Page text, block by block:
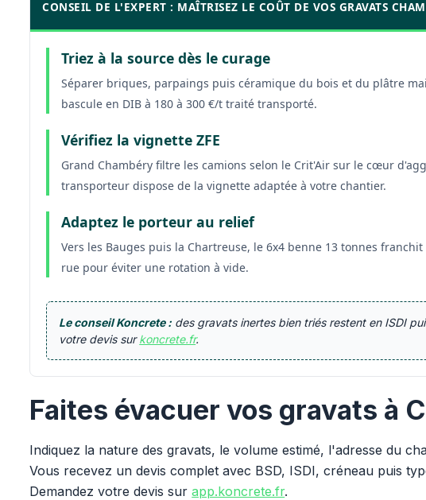
CONSEIL DE L'EXPERT : MAÎTRISEZ LE COÛT DE VOS GRAVATS
Triez à la source dès le curage
Séparer briques, parpaings puis céramique du bois et du plâtre
bascule en DIB à 180 à 300 €/t traité transporté.
Vérifiez la vignette ZFE
Grand Chambéry filtre les camions selon le Crit'Air sur le cœur
transporteur dispose de la vignette adaptée à votre chantier.
Adaptez le porteur au relief
Vers les Bauges puis la Chartreuse, le 6x4 benne 13 tonnes
rue pour éviter une rotation à vide.
Le conseil Koncrete : des gravats inertes bien triés restent en ISDI
votre devis surkoncrete.fr.
Faites évacuer vos gravats à
Indiquez la nature des gravats, le volume estimé, l'adresse du
Vous recevez un devis complet avec BSD, ISDI, créneau puis
Demandez votre devis surapp.koncrete.fr.